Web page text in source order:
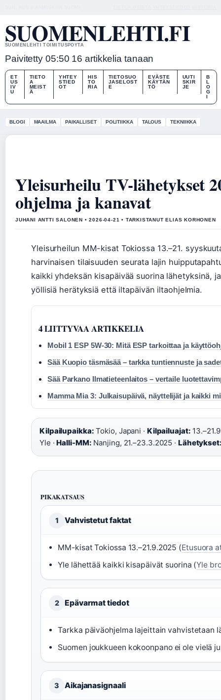
SUOMENLEHTI.FI
SUOMENLEHTI TOIMITUSPOYTA
Paivitetty 05:50 16 artikkelia tanaan
ET
US
IV
U
TIETO
A
MEIST
Ä
YHTEY
STIED
OT
HIS
TO
RIA
TIETOSUO
JASELOST
E
EVÄSTE
KÄYTÄN
TÖ
UUTI
SKIR
JE
B
L
O
G
I
BLOGI MAAILMA PAIKALLISET POLITIIKKA TALOUS TEKNIIKKA
Yleisurheilu TV-lähetykset
ohjelma ja kanavat
JUHANI ANTTI SALONEN • 2026-04-21 • TARKISTANUT ELIAS KORHONEN
Yleisurheilun MM-kisat Tokiossa 13.–21.
harvinaisen tilaisuuden seurata lajin
kaikki yhdeksän kisapäivää suorina lähetyksinä,
yöllisiä herätyksiä että iltapäivän iltaohjelmia.
4 LIITTYVAA ARTIKKELIA
Mobil 1 ESP 5W-30: Mitä ESP tarkoittaa ja
Sää Kuopio täsmäsää – tarkka tuntiennuste ja
Sää Parkano Ilmatieteenlaitos – vertaile
Mamma Mia 3: Julkaisupäivä, näyttelijät ja kaikki
Kilpailupaikka: Tokio, Japani · Kilpailuajat:
Yle ·Halli-MM: Nanjing, 21.–23.3.2025 ·
PIKAKATSAUS
1 Vahvistetut faktat
MM-kisat Tokiossa 13.–21.9.2025 (Etusuora
Yle lähettää kaikki kisapäivät suorina (Yle
2 Epävarmat tiedot
Tarkka päiväohjelma lajeittain vahvistetaan
Suomen joukkueen kokoonpano ei ole vielä
3 Aikajanasignaali